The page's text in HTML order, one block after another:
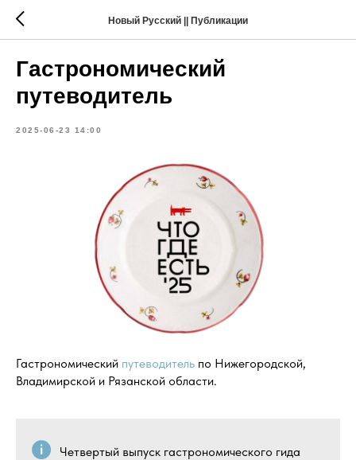
Новый Русский || Публикации
Гастрономический
путеводитель
2025-06-23 14:00
Гастрономический путеводитель по Нижегородской,
Владимирской и Рязанской области.
Четвертый выпуск гастрономического гида